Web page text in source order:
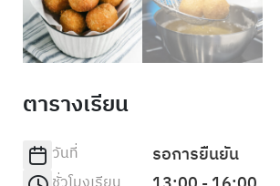
ตารางเรียน
วันที่ รอการยืนยัน